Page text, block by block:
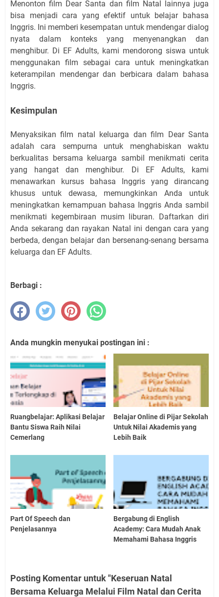
Menonton film Dear Santa dan film Natal lainnya juga
bisa menjadi cara yang efektif untuk belajar bahasa
Inggris. Ini memberi kesempatan untuk mendengar dialog
nyata dalam konteks yang menyenangkan dan
menghibur. Di EF Adults, kami mendorong siswa untuk
menggunakan film sebagai cara untuk meningkatkan
keterampilan mendengar dan berbicara dalam bahasa
Inggris.
Kesimpulan
Menyaksikan film natal keluarga dan film Dear Santa
adalah cara sempurna untuk menghabiskan waktu
berkualitas bersama keluarga sambil menikmati cerita
yang hangat dan menghibur. Di EF Adults, kami
menawarkan kursus bahasa Inggris yang dirancang
khusus untuk dewasa, memungkinkan Anda untuk
meningkatkan kemampuan bahasa Inggris Anda sambil
menikmati kegembiraan musim liburan. Daftarkan diri
Anda sekarang dan rayakan Natal ini dengan cara yang
berbeda, dengan belajar dan bersenang-senang bersama
keluarga dan EF Adults.
Berbagi :
Anda mungkin menyukai postingan ini :
Ruangbelajar: Aplikasi Belajar
Bantu Siswa Raih Nilai
Cemerlang
Belajar Online di Pijar Sekolah
Untuk Nilai Akademis yang
Lebih Baik
Part Of Speech dan
Penjelasannya
Bergabung di English
Academy: Cara Mudah Anak
Memahami Bahasa Inggris
Posting Komentar untuk "Keseruan Natal
Bersama Keluarga Melalui Film Natal dan Cerita